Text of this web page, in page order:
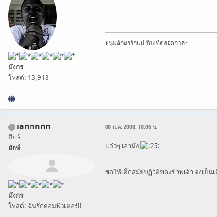
มังกร
โพสต์: 13,918
หนุ่มอักษรรักแน่ รักแท้ตลอดกาล~
iannnnn
ยึกษ์
ยักษ์
มังกร
โพสต์: ฉันรักคอมพิวเตอร์!!
08 ม.ค. 2008, 18:06 น.
แจ๋วๆ เอามั่ง
ขอให้เด็กสมัยปฏิวัติของข้าพเจ้า จงเป็น